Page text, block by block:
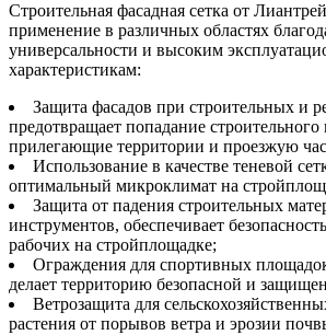
Строительная фасадная сетка от
применение в различных областях
универсальности и высоким
характеристикам:
Защита фасадов при строительных и
предотвращает попадание
прилегающие территории и проезжую
Использование в качестве теневой
оптимальный микроклимат на
Защита от падения строительных
инструментов, обеспечивает
рабочих на стройплощадке;
Ограждения для спортивных
делает территорию безопасной и
Ветрозащита для
растения от порывов ветра и эрозии